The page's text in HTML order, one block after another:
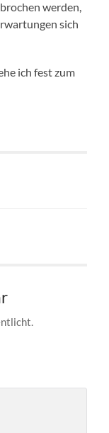
werden,
sich
ich fest zum